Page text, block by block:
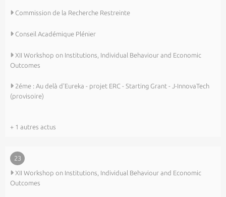
Commission de la Recherche Restreinte
Conseil Académique Plénier
XII Workshop on Institutions, Individual Behaviour and Economic
Outcomes
2éme : Au delà d'Eureka - projet ERC - Starting Grant - J-InnovaTech
(provisoire)
+ 1 autres actus
23
XII Workshop on Institutions, Individual Behaviour and Economic
Outcomes